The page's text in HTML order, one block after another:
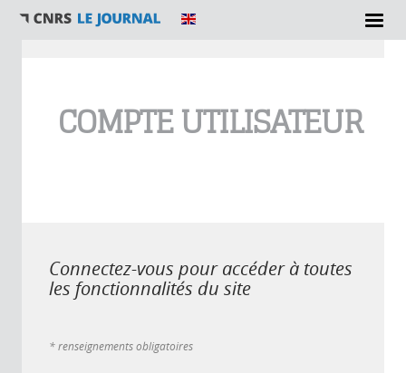
COMPTE UTILISATEUR
Connectez-vous pour accéder à toutes
les fonctionnalités du site
* renseignements obligatoires